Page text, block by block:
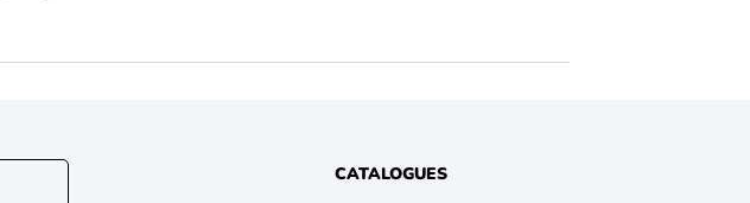
CATALOGUES